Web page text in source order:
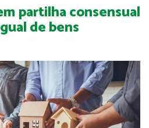
partilha consensual
de bens